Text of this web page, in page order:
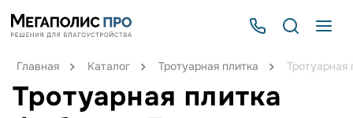
Главная Каталог Тротуарная плитка
Тротуарная плитка